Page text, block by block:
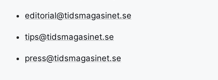
editorial@tidsmagasinet.se
tips@tidsmagasinet.se
press@tidsmagasinet.se